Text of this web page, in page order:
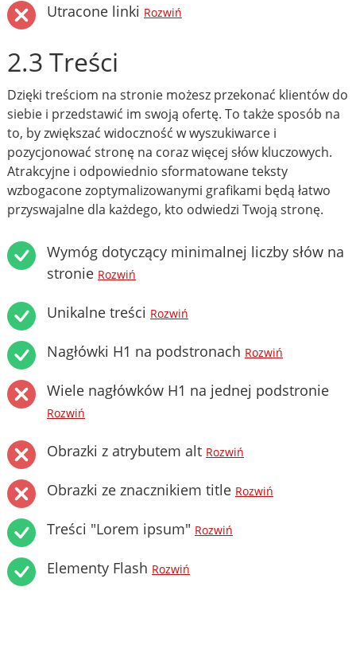
Utracone linki Rozwiń
2.3 Treści
Dzięki treściom na stronie możesz przekonać klientów do
siebie i przedstawić im swoją ofertę. To także sposób na
to, by zwiększać widoczność w wyszukiwarce i
pozycjonować stronę na coraz więcej słów kluczowych.
Atrakcyjne i odpowiednio sformatowane teksty
wzbogacone zoptymalizowanymi grafikami będą łatwo
przyswajalne dla każdego, kto odwiedzi Twoją stronę.
Wymóg dotyczący minimalnej liczby słów na
stronie Rozwiń
Unikalne treści Rozwiń
Nagłówki H1 na podstronach Rozwiń
Wiele nagłówków H1 na jednej podstronie
Rozwiń
Obrazki z atrybutem alt Rozwiń
Obrazki ze znacznikiem title Rozwiń
Treści "Lorem ipsum" Rozwiń
Elementy Flash Rozwiń